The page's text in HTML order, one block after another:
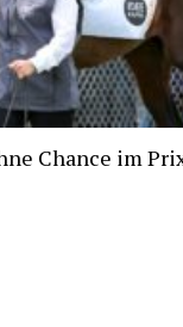
Chance im